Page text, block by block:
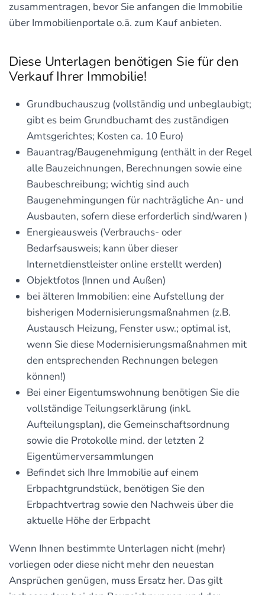
zusammentragen, bevor Sie anfangen die Immobilie
über Immobilienportale o.ä. zum Kauf anbieten.
Diese Unterlagen benötigen Sie für den
Verkauf Ihrer Immobilie!
Grundbuchauszug (vollständig und unbeglaubigt;
gibt es beim Grundbuchamt des zuständigen
Amtsgerichtes; Kosten ca. 10 Euro)
Bauantrag/Baugenehmigung (enthält in der Regel
alle Bauzeichnungen, Berechnungen sowie eine
Baubeschreibung; wichtig sind auch
Baugenehmingungen für nachträgliche An- und
Ausbauten, sofern diese erforderlich sind/waren )
Energieausweis (Verbrauchs- oder
Bedarfsausweis; kann über dieser
Internetdienstleister online erstellt werden)
Objektfotos (Innen und Außen)
bei älteren Immobilien: eine Aufstellung der
bisherigen Modernisierungsmaßnahmen (z.B.
Austausch Heizung, Fenster usw.; optimal ist,
wenn Sie diese Modernisierungsmaßnahmen mit
den entsprechenden Rechnungen belegen
können!)
Bei einer Eigentumswohnung benötigen Sie die
vollständige Teilungserklärung (inkl.
Aufteilungsplan), die Gemeinschaftsordnung
sowie die Protokolle mind. der letzten 2
Eigentümerversammlungen
Befindet sich Ihre Immobilie auf einem
Erbpachtgrundstück, benötigen Sie den
Erbpachtvertrag sowie den Nachweis über die
aktuelle Höhe der Erbpacht
Wenn Ihnen bestimmte Unterlagen nicht (mehr)
vorliegen oder diese nicht mehr den neuestan
Ansprüchen genügen, muss Ersatz her. Das gilt